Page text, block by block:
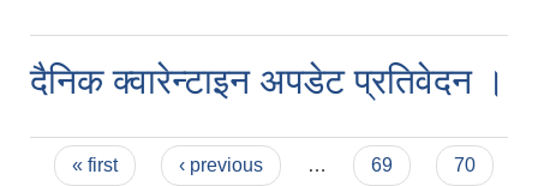
दैनिक क्वारेन्टाइन अपडेट प्रतिवेदन ।
Pages
« first ‹ previous … 69
70